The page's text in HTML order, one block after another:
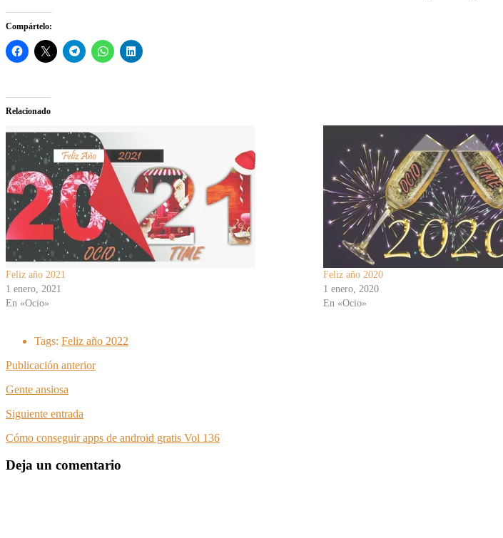
Compártelo:
Relacionado
Feliz año 2021
1 enero, 2021
En «Ocio»
Feliz año 2020
1 enero, 2020
En «Ocio»
Tags: Feliz año 2022
Publicación anterior
Gente ansiosa
Siguiente entrada
Cómo conseguir apps de android gratis Vol 136
Deja un comentario